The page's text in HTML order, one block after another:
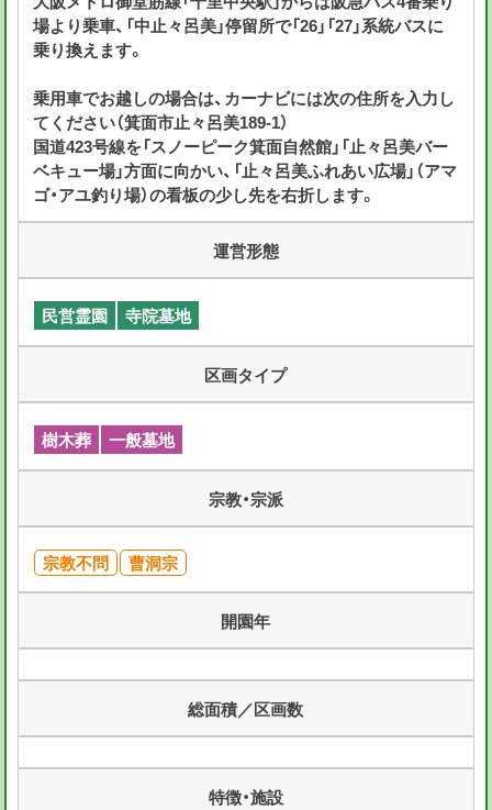
場より乗車、「中止々呂美」停留所で「26」「27」系統バスに
乗り換えます。
乗用車でお越しの場合は、カーナビには次の住所を入力し
てください（箕面市止々呂美189-1）
国道423号線を「スノーピーク箕面自然館」「止々呂美バー
ベキュー場」方面に向かい、「止々呂美ふれあい広場」（アマ
ゴ・アユ釣り場）の看板の少し先を右折します。
運営形態
民営霊園 寺院墓地
区画タイプ
樹木葬 一般墓地
宗教・宗派
宗教不問 曹洞宗
開園年
総面積／区画数
特徴・施設